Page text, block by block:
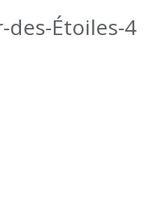
des-Étoiles-4